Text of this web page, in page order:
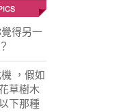
得另一
，假如
草樹木
下那種